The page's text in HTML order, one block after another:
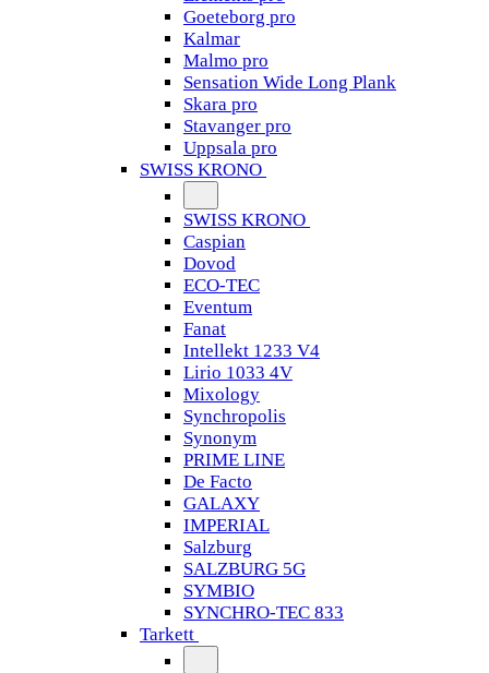
Goeteborg pro
Kalmar
Malmo pro
Sensation Wide Long Plank
Skara pro
Stavanger pro
Uppsala pro
SWISS KRONO
SWISS KRONO
Caspian
Dovod
ECO-TEC
Eventum
Fanat
Intellekt 1233 V4
Lirio 1033 4V
Mixology
Synchropolis
Synonym
PRIME LINE
De Facto
GALAXY
IMPERIAL
Salzburg
SALZBURG 5G
SYMBIO
SYNCHRO-TEC 833
Tarkett